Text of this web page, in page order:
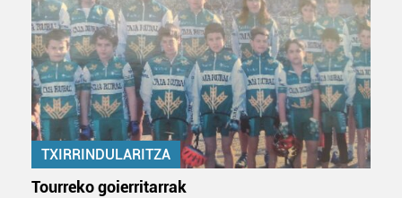
TXIRRINDULARITZA
Tourreko goierritarrak